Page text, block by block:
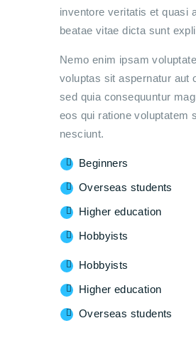
inventore veritatis et quasi
beatae vitae dicta sunt
Nemo enim ipsam
voluptas sit aspernatur aut
sed quia consequuntur
eos qui ratione voluptatem
nesciunt.
Beginners
Overseas students
Higher education
Hobbyists
Hobbyists
Higher education
Overseas students